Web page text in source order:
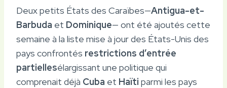
Deux petits États des Caraïbes—Antigua-et-
Barbuda et Dominique— ont été ajoutés cette
semaine à la liste mise à jour des États-Unis des
pays confrontés restrictions d’entrée
partiellesélargissant une politique qui
comprenait déjà Cuba et Haïti parmi les pays